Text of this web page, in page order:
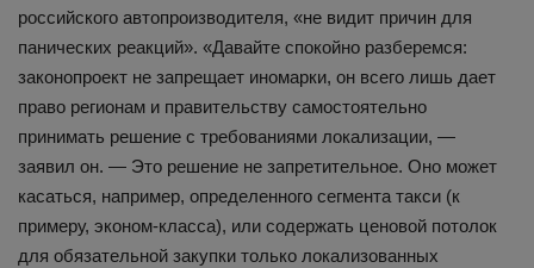
российского автопроизводителя, «не видит причин для
панических реакций». «Давайте спокойно разберемся:
законопроект не запрещает иномарки, он всего лишь дает
право регионам и правительству самостоятельно
принимать решение с требованиями локализации, —
заявил он. — Это решение не запретительное. Оно может
касаться, например, определенного сегмента такси (к
примеру, эконом-класса), или содержать ценовой потолок
для обязательной закупки только локализованных